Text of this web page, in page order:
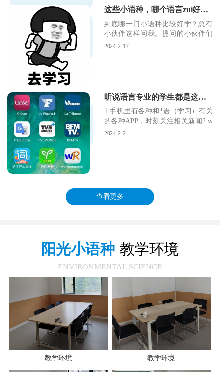
这些小语种，哪个语言zui好学？听说zui后一种zui难学
到底哪一门小语种比较好学？总有
小伙伴这样问我。提问的小伙伴们
多多少少抱着走捷径的
2024-2-17
听说语言专业的学生都是这样，是真的吗？
1.手机里有各种和*语（学习）有关
的各种APP，时刻关注相关新闻2.w
ord文档
2024-2-2
查看更多
阳光小语种 教学环境
ENVIRONMENTAL SCIENCE
教学环境 教学环境